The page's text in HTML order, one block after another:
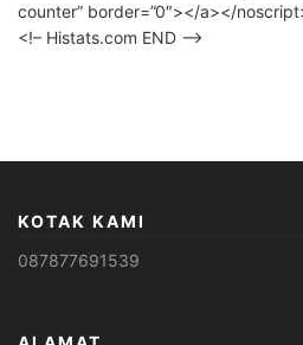
counter” border=”0″></a></
<!– Histats.com END –>
KOTAK KAMI
087877691539